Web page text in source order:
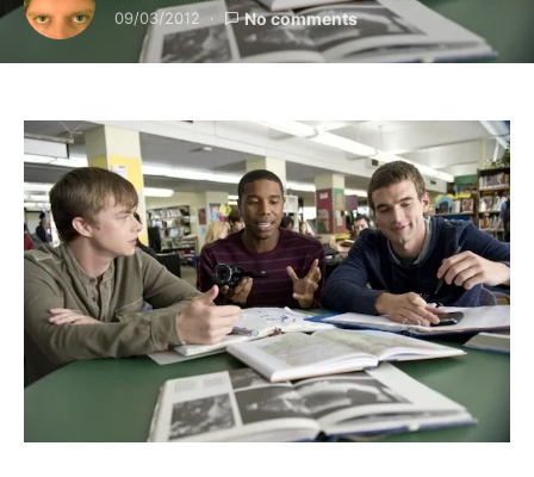
09/03/2012 No comments